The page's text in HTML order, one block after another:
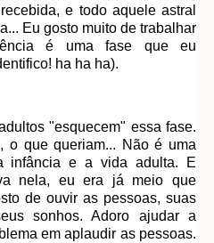
e todo aquele astral
Eu gosto muito de trabalhar
é uma fase que eu
ha ha ha).
"esquecem" essa fase.
o que queriam... Não é uma
infância e a vida adulta. E
nela, eu era já meio que
de ouvir as pessoas, suas
sonhos. Adoro ajudar a
em aplaudir as pessoas.